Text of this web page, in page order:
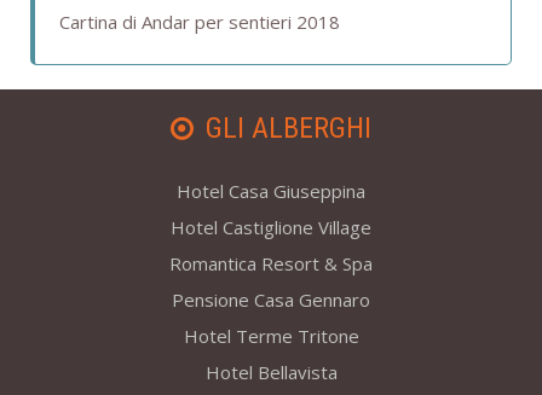
Cartina di Andar per sentieri 2018
GLI ALBERGHI
Hotel Casa Giuseppina
Hotel Castiglione Village
Romantica Resort & Spa
Pensione Casa Gennaro
Hotel Terme Tritone
Hotel Bellavista